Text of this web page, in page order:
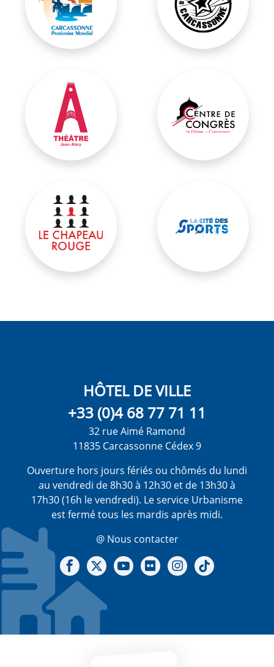
Théâtre Municipal Jean-Alary Centre de Congrès
Salle du Chapeau Rouge
HÔTEL DE VILLE
+33 (0)4 68 77 71 11
32 rue Aimé Ramond
11835 Carcassonne Cédex 9
Ouverture hors jours fériés ou chômés du lundi
au vendredi de 8h30 à 12h30 et de 13h30 à
17h30 (16h le vendredi). Le service Urbanisme
est fermé tous les mardis après midi.
@ Nous contacter
Notre Facebook
Notre X - (twitter)
Notre chaine Youtube
Notre Gallerie sur Flickr
Notre Instagram